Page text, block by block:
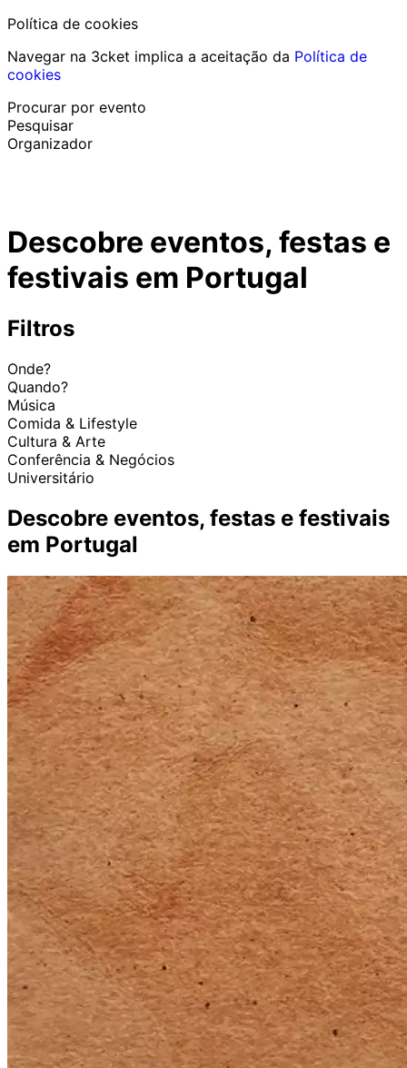
Política de cookies
Navegar na 3cket implica a aceitação da Política de
cookies
Procurar por evento
Pesquisar
Organizador
Ajuda ao participantePerdi o meu bilhete
Login Promover evento
Descobre eventos, festas e
festivais em Portugal
Filtros
Onde?
Quando?
Música
Comida & Lifestyle
Cultura & Arte
Conferência & Negócios
Universitário
Descobre eventos, festas e festivais
em Portugal